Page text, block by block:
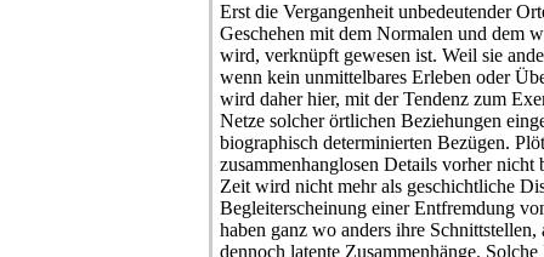
Erst die Vergangenheit unbedeutender
Geschehen mit dem Normalen und dem
wird, verknüpft gewesen ist. Weil sie
wenn kein unmittelbares Erleben oder
wird daher hier, mit der Tendenz zum
Netze solcher örtlichen Beziehungen
biographisch determinierten Bezügen.
zusammenhanglosen Details vorher
Zeit wird nicht mehr als geschichtliche
Begleiterscheinung einer Entfremdung
haben ganz wo anders ihre
dennoch latente Zusammenhänge.